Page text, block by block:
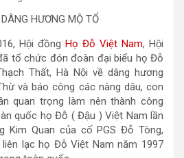
HƯƠNG MỘ TỔ
Hội đồng Họ Đỗ Việt Nam, Hội
tổ chức đón đoàn đại biểu họ Đỗ
Thất, Hà Nội về dâng hương
và báo công các nàng dâu, con
quan trọng làm nên thành công
quốc họ Đỗ ( Đậu ) Việt Nam lần
Kim Quan của cố PGS Đỗ Tòng,
lạc họ Đỗ Việt Nam năm 1997